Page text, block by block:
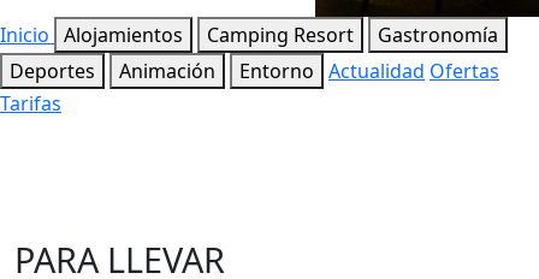
Inicio Alojamientos Camping Resort
Gastronomía
Deportes
Animación Entorno Actualidad Ofertas
Tarifas
PARA LLEVAR